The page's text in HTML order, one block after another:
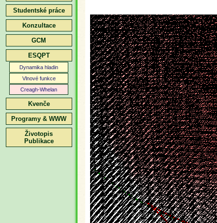
Studentské práce
Konzultace
GCM
ESQPT
Dynamika hladin
Vlnové funkce
Creagh-Whelan
Kvenče
Programy & WWW
Životopis
Publikace